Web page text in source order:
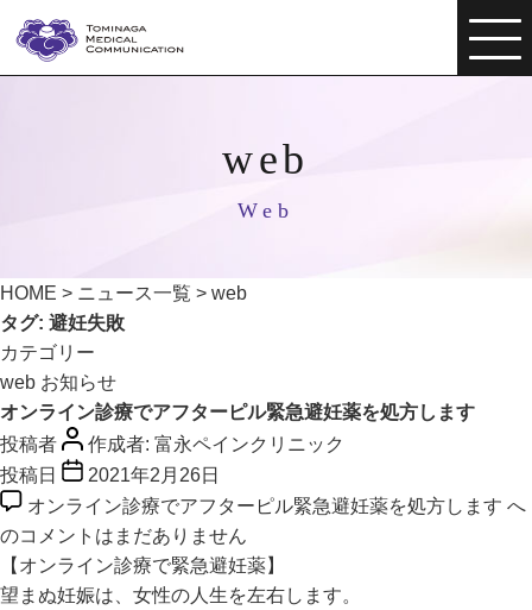
web
Web
HOME > ニュース一覧 > web
タグ: 避妊失敗
カテゴリー
web お知らせ
オンライン診療でアフターピル緊急避妊薬を処方します
投稿者
作成者: 富永ペインクリニック
投稿日
2021年2月26日
オンライン診療でアフターピル緊急避妊薬を処方します へ
のコメントはまだありません
【オンライン診療で緊急避妊薬】
望まぬ妊娠は、女性の人生を左右します。